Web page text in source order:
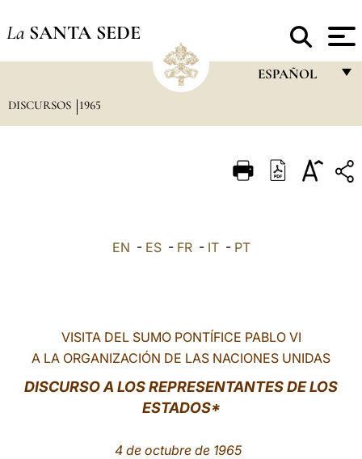
La SANTA SEDE
ESPAÑOL
ITALIANO
中文
LATINE
DISCURSOS 1965
EN - ES- FR- IT- PT
VISITA DEL SUMO PONTÍFICE PABLO VI
A LA ORGANIZACIÓN DE LAS NACIONES UNIDAS
DISCURSOA LOS REPRESENTANTES DE LOS
ESTADOS*
4 de octubre de 1965